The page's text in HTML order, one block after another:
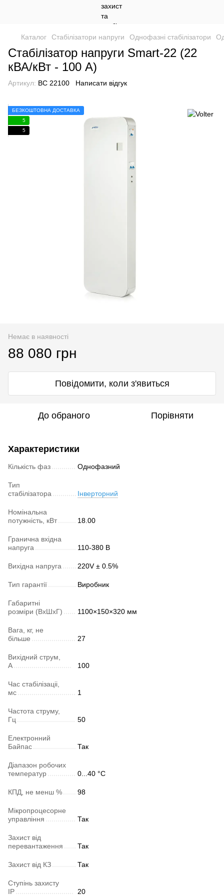
Каталог Стабілізатори напруги Однофазні стабілізатори
Стабілізатор напруги Smart-22 (22
кВА/кВт - 100 А)
Артикул: ВС 22100 Написати відгук
БЕЗКОШТОВНА ДОСТАВКА
5
5
Немає в наявності
88 080 грн
Повідомити, коли з'явиться
До обраного Порівняти
Характеристики
Кількість фаз Однофазний
Тип
стабілізатора
Інверторний
Номінальна
потужність, кВт
18.00
Гранична вхідна
напруга
110-380 В
Вихідна напруга 220V ± 0.5%
Тип гарантії Виробник
Габаритні
розміри (ВхШхГ)
1100×150×320 мм
Вага, кг, не
більше
27
Вихідний струм,
А
100
Час стабілізаціі,
мс
1
Частота струму,
Гц
50
Електронний
Байпас
Так
Діапазон робочих
температур
0...40 °C
КПД, не менш % 98
Мікропроцесорне
управління
Так
Захист від
перевантаження
Так
Захист від КЗ Так
Ступінь захисту
IP
20